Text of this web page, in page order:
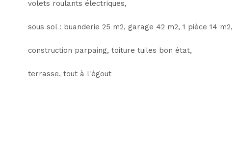
volets roulants électriques,
sous sol : buanderie 25 m2, garage 42 m2, 1 pièce 14 m2,
construction parpaing, toiture tuiles bon état,
terrasse, tout à l'égout